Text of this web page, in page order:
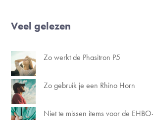
Veel gelezen
Zo werkt de Phasitron P5
Zo gebruik je een Rhino Horn
Niet te missen items voor de